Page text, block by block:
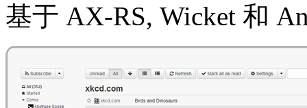
基于 AX-RS, Wicket 和